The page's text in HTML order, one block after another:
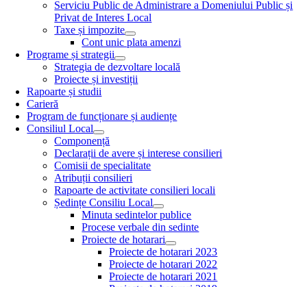
Serviciu Public de Administrare a Domeniului Public și
Privat de Interes Local
Taxe și impozite
Cont unic plata amenzi
Programe și strategii
Strategia de dezvoltare locală
Proiecte și investiții
Rapoarte și studii
Carieră
Program de funcționare și audiențe
Consiliul Local
Componență
Declarații de avere și interese consilieri
Comisii de specialitate
Atribuții consilieri
Rapoarte de activitate consilieri locali
Ședințe Consiliu Local
Minuta sedintelor publice
Procese verbale din sedinte
Proiecte de hotarari
Proiecte de hotarari 2023
Proiecte de hotarari 2022
Proiecte de hotarari 2021